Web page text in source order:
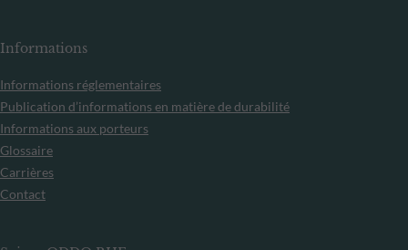
Informations
Informations réglementaires
Publication d’informations en matière de durabilité
Informations aux porteurs
Glossaire
Carrières
Contact